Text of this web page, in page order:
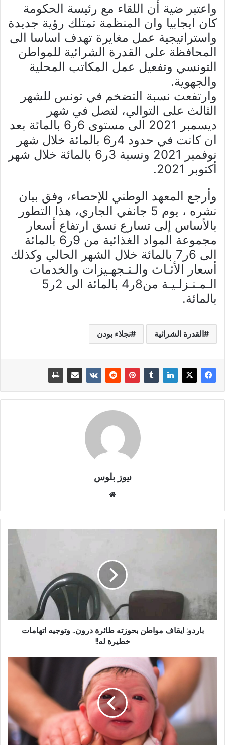
واعتبر ضية أن اللقاء مع رئيسة الحكومة
كان ايجابيا وان المنظمة تمتلك رؤية جديدة
واستراتيجية عمل مغايرة تهدف اساسا الى
المحافظة على القدرة الشرائية للمواطن
التونسي وتفعيل عمل المكاتب المحلية
والجهوية.
وارتفعت نسبة التضخم في تونس للشهر
الثالث على التوالي، لتصل في شهر
ديسمبر 2021 الى مستوى 6ر6 بالمائة بعد
ان كانت في حدود 4ر6 بالمائة خلال شهر
نوفمبر 2021 ونسبة 3ر6 بالمائة خلال شهر
أكتوبر 2021.
وأرجع المعهد الوطني للإحصاء، وفق بيان
نشره ، يوم 5 جانفي الجاري، هذا التطور
بالأساس إلى تسارع نسق ارتفاع أسعار
مجموعة المواد الغذائية من 9ر6 بالمائة
الى 6ر7 بالمائة خلال الشهر الحالي وكذلك
أسعار الأثـاث والـتـجهـيزات والخدمات
الـمـنـزلـيـة من8ر4 بالمائة الى 2ر5
بالمائة.
القدرة الشرائية نجلاء بودن
نيوز بلوس
باردو: ايقاف مواطن بحوزته طائرة درون.. وتوجيه اتهامات
خطيرة له!!